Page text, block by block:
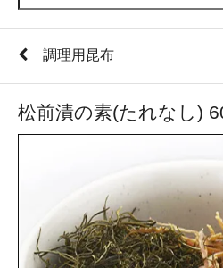
調理用昆布
松前漬の素(たれなし)